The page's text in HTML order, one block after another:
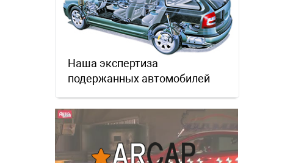
Наша экспертиза
подержанных автомобилей